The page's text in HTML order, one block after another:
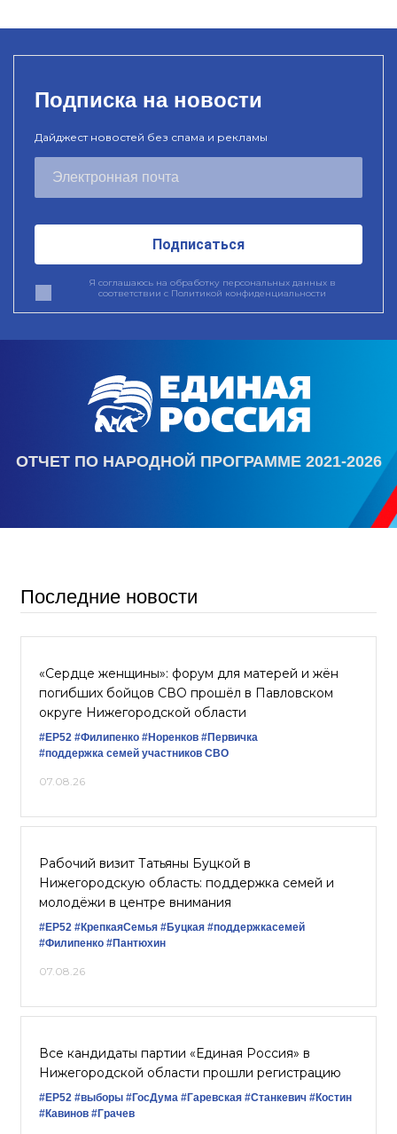
Подписка на новости
Дайджест новостей без спама и рекламы
Подписаться
Я соглашаюсь на обработку персональных данных в
соответствии с Политикой конфиденциальности
ОТЧЕТ ПО НАРОДНОЙ ПРОГРАММЕ 2021-2026
Последние новости
«Сердце женщины»: форум для матерей и жён
погибших бойцов СВО прошёл в Павловском
округе Нижегородской области
#ЕР52 #Филипенко #Норенков #Первичка
#поддержка семей участников СВО
07.08.26
Рабочий визит Татьяны Буцкой в
Нижегородскую область: поддержка семей и
молодёжи в центре внимания
#ЕР52 #КрепкаяСемья #Буцкая #поддержкасемей
#Филипенко #Пантюхин
07.08.26
Все кандидаты партии «Единая Россия» в
Нижегородской области прошли регистрацию
#ЕР52 #выборы #ГосДума #Гаревская #Станкевич #Костин
#Кавинов #Грачев